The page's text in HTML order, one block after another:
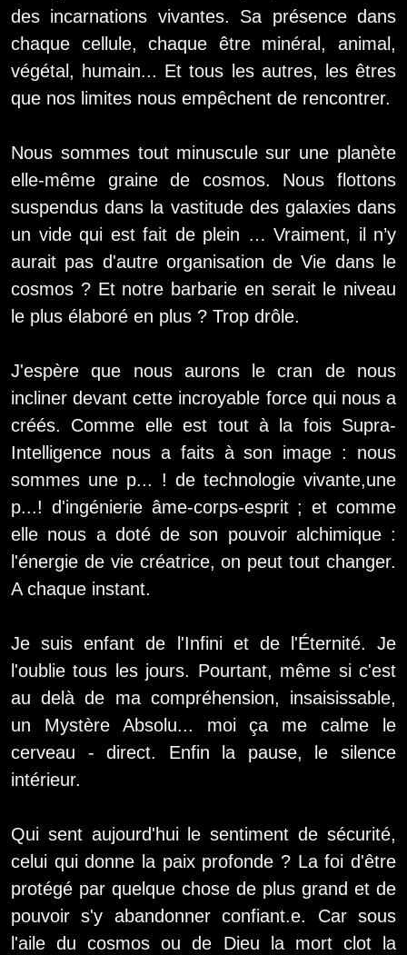
des incarnations vivantes. Sa présence dans
chaque cellule, chaque être minéral, animal,
végétal, humain... Et tous les autres, les êtres
que nos limites nous empêchent de rencontrer.
Nous sommes tout minuscule sur une planète
elle-même graine de cosmos. Nous flottons
suspendus dans la vastitude des galaxies dans
un vide qui est fait de plein … Vraiment, il n’y
aurait pas d'autre organisation de Vie dans le
cosmos ? Et notre barbarie en serait le niveau
le plus élaboré en plus ? Trop drôle.
J'espère que nous aurons le cran de nous
incliner devant cette incroyable force qui nous a
créés. Comme elle est tout à la fois Supra-
Intelligence nous a faits à son image : nous
sommes une p... ! de technologie vivante,une
p...! d'ingénierie âme-corps-esprit ; et comme
elle nous a doté de son pouvoir alchimique :
l'énergie de vie créatrice, on peut tout changer.
A chaque instant.
Je suis enfant de l'Infini et de l'Éternité. Je
l'oublie tous les jours. Pourtant, même si c'est
au delà de ma compréhension, insaisissable,
un Mystère Absolu... moi ça me calme le
cerveau - direct. Enfin la pause, le silence
intérieur.
Qui sent aujourd'hui le sentiment de sécurité,
celui qui donne la paix profonde ? La foi d'être
protégé par quelque chose de plus grand et de
pouvoir s'y abandonner confiant.e. Car sous
l'aile du cosmos ou de Dieu la mort clot la